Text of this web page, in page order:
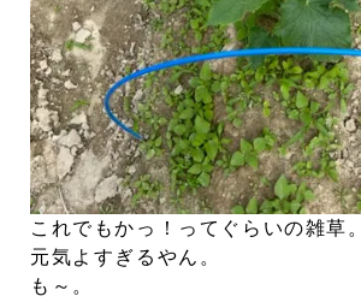
これでもかっ！ってぐらいの雑草。
元気よすぎるやん。
も～。